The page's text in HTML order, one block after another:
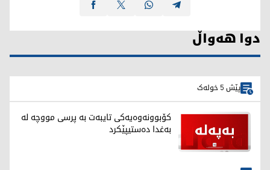
دوا هەواڵ
پێش 5 خولەک
کۆبوونەوەیەکی تایبەت بە پرسی مووچە لە
بەغدا دەستیپێکرد